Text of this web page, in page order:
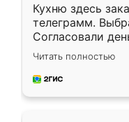
Кухню здесь
телеграмм.
Согласовали
недели кухня
довольны
мебель за
Читать полностью